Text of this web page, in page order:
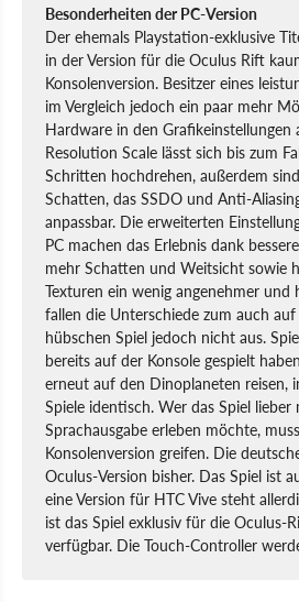
Besonderheiten der PC-Version
Der ehemals Playstation-exklusive
in der Version für die Oculus Rift
Konsolenversion. Besitzer eines
im Vergleich jedoch ein paar mehr
Hardware in den Grafikeinstellungen
Resolution Scale lässt sich bis zum
Schritten hochdrehen, außerdem
Schatten, das SSDO und Anti-
anpassbar. Die erweiterten
PC machen das Erlebnis dank
mehr Schatten und Weitsicht sowie
Texturen ein wenig angenehmer und
fallen die Unterschiede zum auch
hübschen Spiel jedoch nicht aus.
bereits auf der Konsole gespielt
erneut auf den Dinoplaneten reisen,
Spiele identisch. Wer das Spiel
Sprachausgabe erleben möchte,
Konsolenversion greifen. Die
Oculus-Version bisher. Das Spiel ist
eine Version für HTC Vive steht
ist das Spiel exklusiv für die Oculus-
verfügbar. Die Touch-Controller